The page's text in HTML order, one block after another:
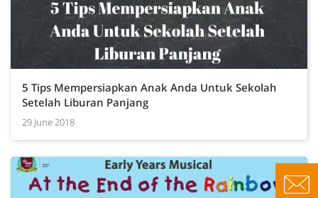
5 Tips Mempersiapkan Anak Anda Untuk Sekolah
Setelah Liburan Panjang
29 June 2018